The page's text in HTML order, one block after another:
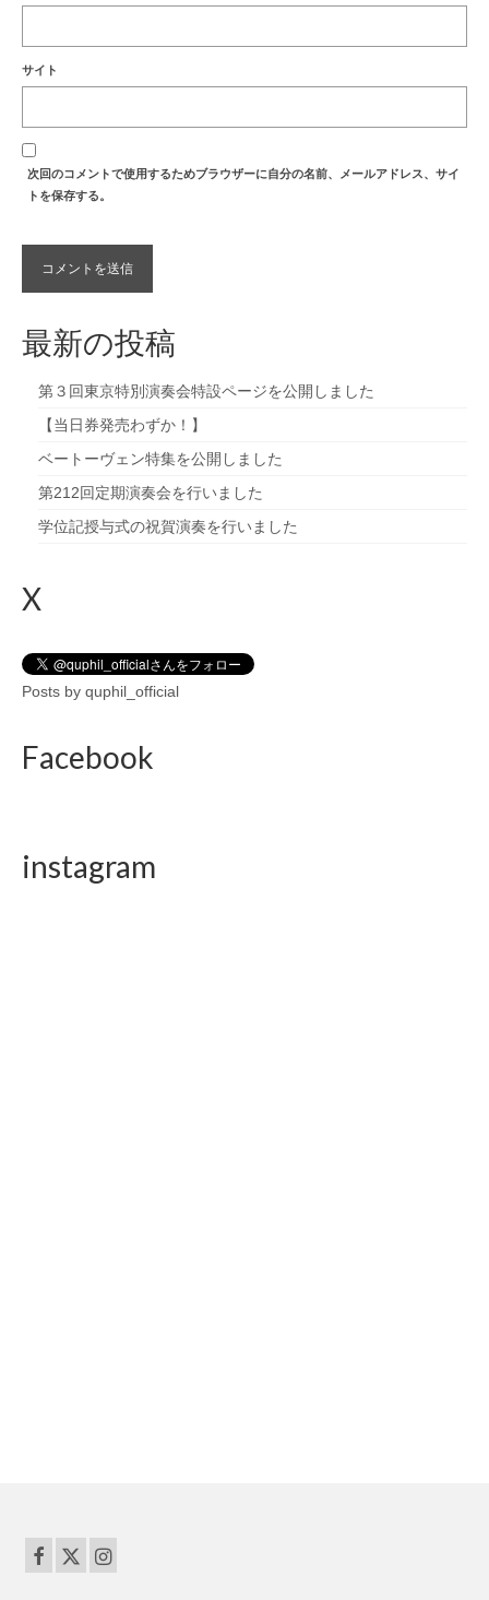
サイト
次回のコメントで使用するためブラウザーに自分の名前、メールアドレス、サイ
トを保存する。
最新の投稿
第３回東京特別演奏会特設ページを公開しました
【当日券発売わずか！】
ベートーヴェン特集を公開しました
第212回定期演奏会を行いました
学位記授与式の祝賀演奏を行いました
X
Posts by quphil_official
Facebook
instagram